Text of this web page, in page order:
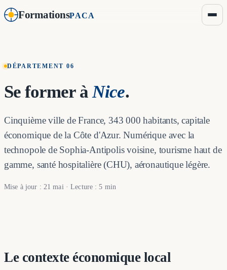
FormationsPACA
DÉPARTEMENT 06
Se former àNice.
Cinquième ville de France, 343 000 habitants, capitale
économique de la Côte d'Azur. Numérique avec la
technopole de Sophia-Antipolis voisine, tourisme haut de
gamme, santé hospitalière (CHU), aéronautique légère.
Mise à jour : 21 mai · Lecture : 5 min
Le contexte économique local